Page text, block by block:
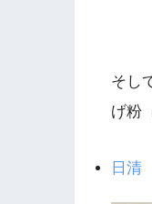
そし
げ粉
日清